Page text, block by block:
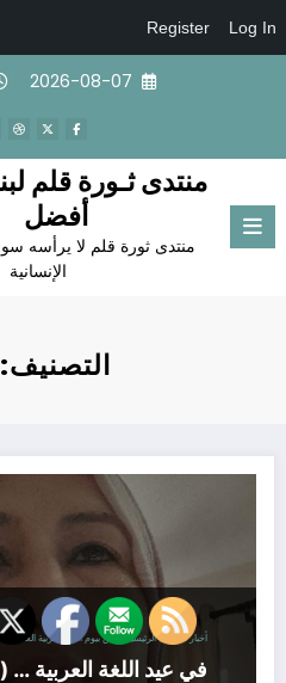
Log In
Register
2026-08-07
منتدى ثـورة قلم
أفضل
منتدى ثورة قلم لا يرأسه
الإنسانية
في عيد اللغة العربية … (قصيدة: زخّات
أخبار المنتدى الرئيسية خاص بيوم اللغة العربية العالمي/ 18 كانون الأول
في عيد اللغة العربية